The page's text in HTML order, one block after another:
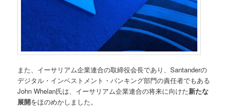
また、イーサリアム企業連合の取締役会長であり、Santanderの
デジタル・インベストメント・バンキング部門の責任者でもある
John Whelan氏は、イーサリアム企業連合の将来に向けた新たな
展開をほのめかしました。